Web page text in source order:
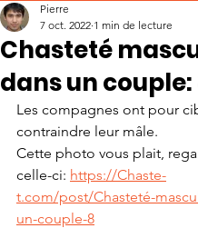
Chasteté
dans un couple:
Pierre
7 oct. 2022 1 min de lecture
Les compagnes ont pour
contraindre leur mâle.
Cette photo vous plait,
celle-ci: https://Chaste-
t.com/post/Chasteté-
un-couple-8